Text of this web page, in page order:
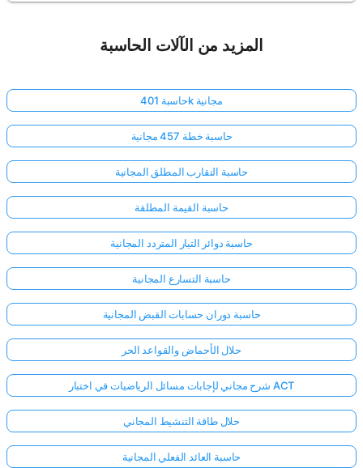
المزيد من الآلات الحاسبة
حاسبة 401k مجانية
حاسبة خطة 457 مجانية
حاسبة التقارب المطلق المجانية
حاسبة القيمة المطلقة
حاسبة دوائر التيار المتردد المجانية
حاسبة التسارع المجانية
حاسبة دوران حسابات القبض المجانية
حلال الأحماض والقواعد الحر
شرح مجاني لإجابات مسائل الرياضيات في اختبار ACT
حلال طاقة التنشيط المجاني
حاسبة العائد الفعلي المجانية